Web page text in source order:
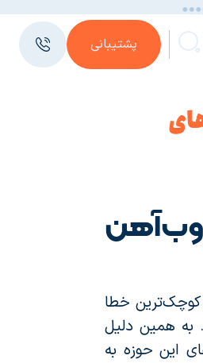
پشتیبانی
کوچک‌ترین خطا
به همین دلیل
این حوزه به